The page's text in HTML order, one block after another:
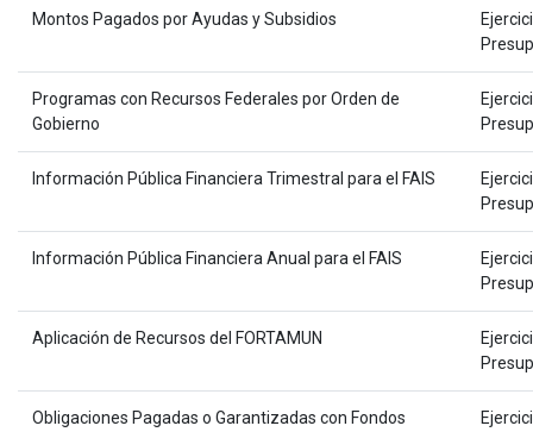
Montos Pagados por Ayudas y Subsidios
Programas con Recursos Federales por Orden de
Gobierno
Información Pública Financiera Trimestral para el FAIS
Información Pública Financiera Anual para el FAIS
Aplicación de Recursos del FORTAMUN
Obligaciones Pagadas o Garantizadas con Fondos